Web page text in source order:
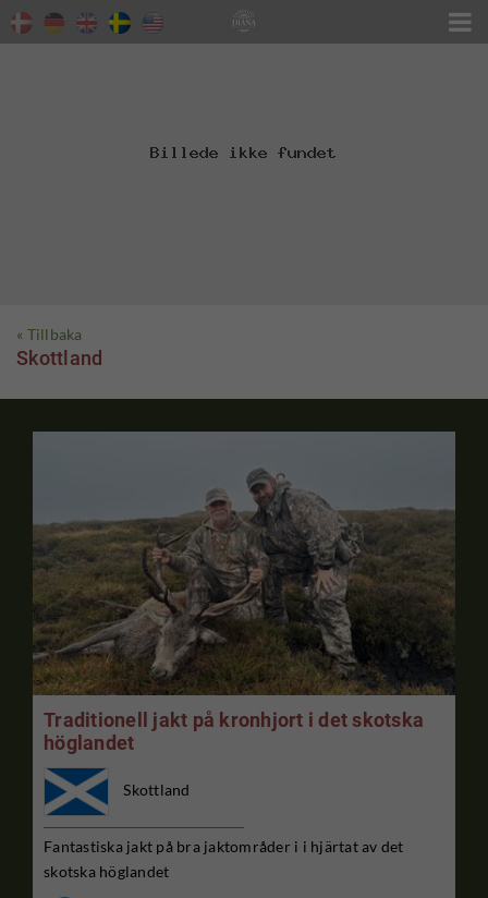

« Tillbaka
Skottland
Traditionell jakt på kronhjort i det skotska
höglandet
Skottland
Fantastiska jakt på bra jaktområder i i hjärtat av det
skotska höglandet